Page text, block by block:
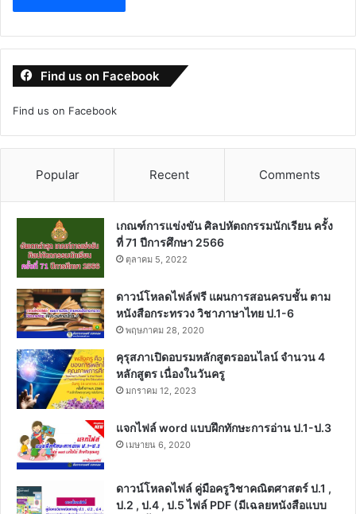
Find us on Facebook
Find us on Facebook
Popular Recent Comments
เกณฑ์การแข่งขัน ศิลปหัตถกรรมนักเรียน ครั้ง
ที่ 71 ปีการศึกษา 2566
ตุลาคม 5, 2022
ดาวน์โหลดไฟล์ฟรี แผนการสอนครบชั้น ตาม
หนังสือกระทรวง วิชาภาษาไทย ป.1-6
พฤษภาคม 28, 2020
คุรุสภาเปิดอบรมหลักสูตรออนไลน์ จำนวน 4
หลักสูตร เนื่องในวันครู
มกราคม 12, 2023
แจกไฟล์ word แบบฝึกทักษะการอ่าน ป.1-ป.3
เมษายน 6, 2020
ดาวน์โหลดไฟล์ คู่มือครูวิชาคณิตศาสตร์ ป.1 ,
ป.2 , ป.4 , ป.5 ไฟล์ PDF (มีเฉลยหนังสือแบบ